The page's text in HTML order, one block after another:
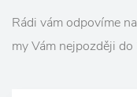
Rádi vám odpovíme
my Vám nejpozději